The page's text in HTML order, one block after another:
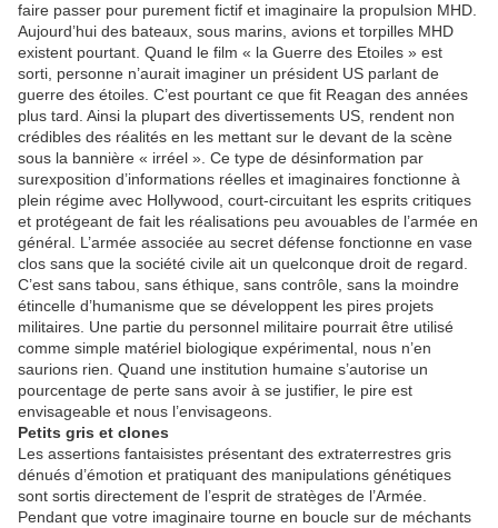
faire passer pour purement fictif et imaginaire la propulsion MHD.
Aujourd’hui des bateaux, sous marins, avions et torpilles MHD
existent pourtant. Quand le film « la Guerre des Etoiles » est
sorti, personne n’aurait imaginer un président US parlant de
guerre des étoiles. C’est pourtant ce que fit Reagan des années
plus tard. Ainsi la plupart des divertissements US, rendent non
crédibles des réalités en les mettant sur le devant de la scène
sous la bannière « irréel ». Ce type de désinformation par
surexposition d’informations réelles et imaginaires fonctionne à
plein régime avec Hollywood, court-circuitant les esprits critiques
et protégeant de fait les réalisations peu avouables de l’armée en
général. L’armée associée au secret défense fonctionne en vase
clos sans que la société civile ait un quelconque droit de regard.
C’est sans tabou, sans éthique, sans contrôle, sans la moindre
étincelle d’humanisme que se développent les pires projets
militaires. Une partie du personnel militaire pourrait être utilisé
comme simple matériel biologique expérimental, nous n’en
saurions rien. Quand une institution humaine s’autorise un
pourcentage de perte sans avoir à se justifier, le pire est
envisageable et nous l’envisageons.
Petits gris et clones
Les assertions fantaisistes présentant des extraterrestres gris
dénués d’émotion et pratiquant des manipulations génétiques
sont sortis directement de l’esprit de stratèges de l’Armée.
Pendant que votre imaginaire tourne en boucle sur de méchants